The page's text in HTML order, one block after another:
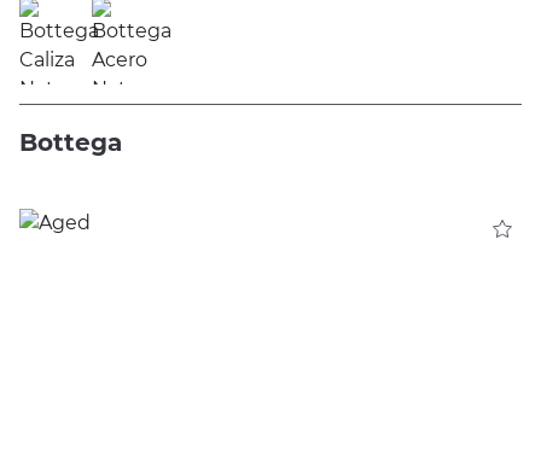
Bottega